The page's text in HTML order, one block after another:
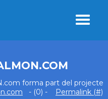
forma part del projecte
- (0) - Permalink (#)